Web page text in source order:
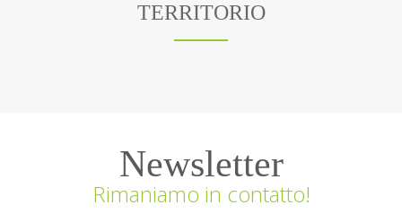
TERRITORIO
Newsletter
Rimaniamo in contatto!